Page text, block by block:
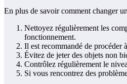
En plus de savoir comment changer
Nettoyez régulièrement les
fonctionnement.
Il est recommandé de procéder
Évitez de jeter des objets non
Contrôlez régulièrement le
Si vous rencontrez des